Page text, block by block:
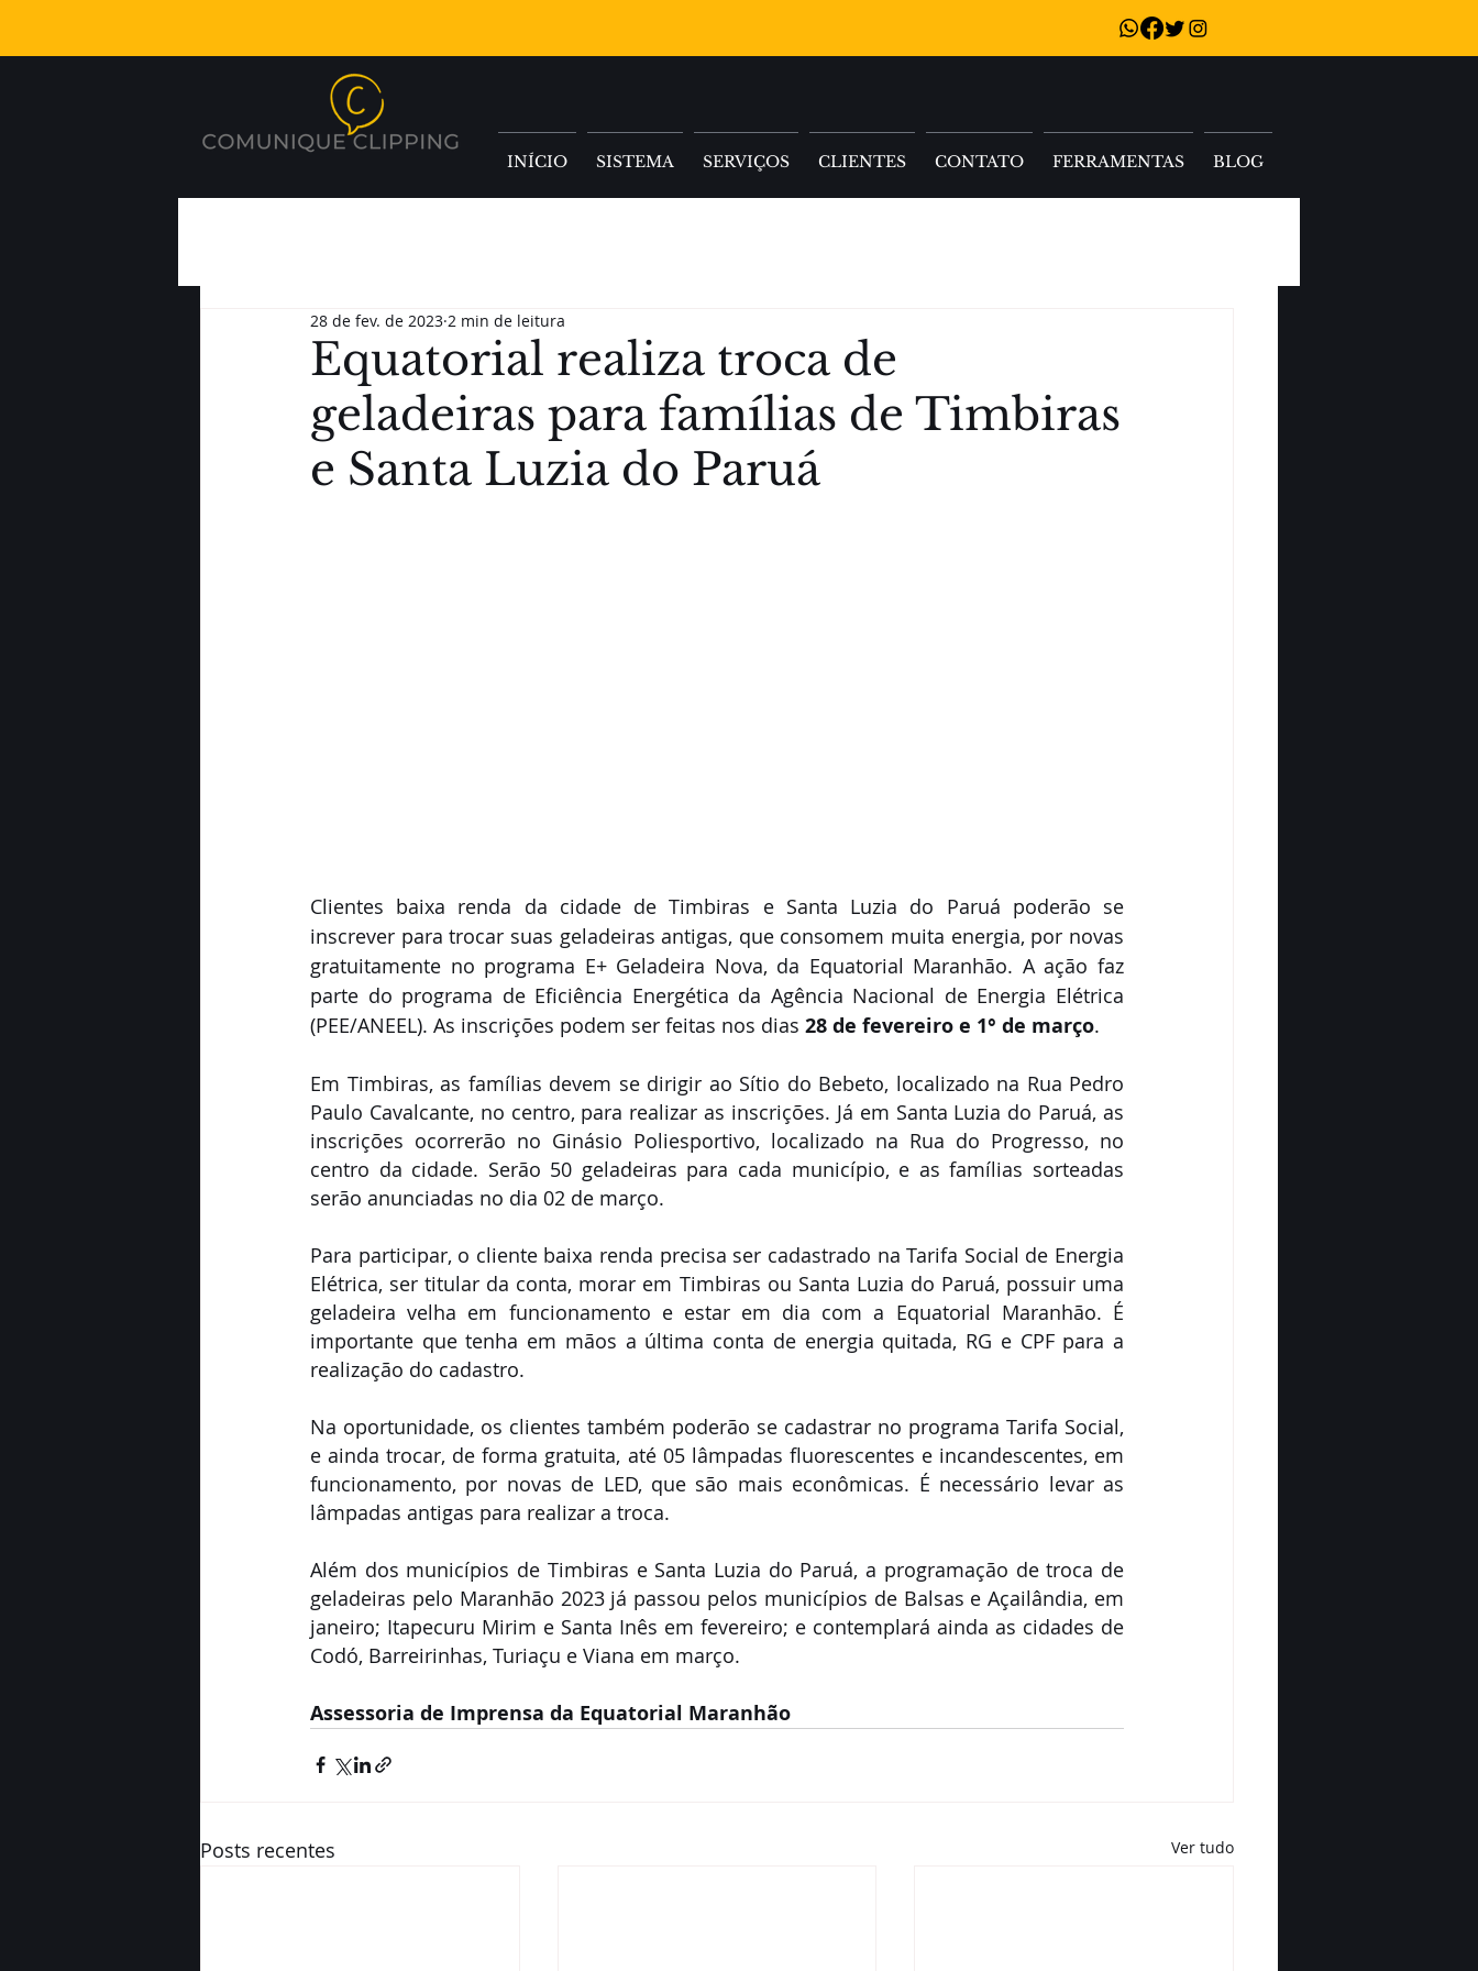
INÍCIO SISTEMA SERVIÇOS CLIENTES CONTATO FERRAMENTAS BLOG
Equatorial realiza troca de
geladeiras para famílias de Timbiras
e Santa Luzia do Paruá
28 de fev. de 2023 2 min de leitura
Clientes baixa renda da cidade de Timbiras e Santa Luzia do Paruá poderão se
inscrever para trocar suas geladeiras antigas, que consomem muita energia, por novas
gratuitamente no programa E+ Geladeira Nova, da Equatorial Maranhão. A ação faz
parte do programa de Eficiência Energética da Agência Nacional de Energia Elétrica
(PEE/ANEEL). As inscrições podem ser feitas nos dias 28 de fevereiro e 1° de março.
Em Timbiras, as famílias devem se dirigir ao Sítio do Bebeto, localizado na Rua Pedro
Paulo Cavalcante, no centro, para realizar as inscrições. Já em Santa Luzia do Paruá, as
inscrições ocorrerão no Ginásio Poliesportivo, localizado na Rua do Progresso, no
centro da cidade. Serão 50 geladeiras para cada município, e as famílias sorteadas
serão anunciadas no dia 02 de março.
Para participar, o cliente baixa renda precisa ser cadastrado na Tarifa Social de Energia
Elétrica, ser titular da conta, morar em Timbiras ou Santa Luzia do Paruá, possuir uma
geladeira velha em funcionamento e estar em dia com a Equatorial Maranhão. É
importante que tenha em mãos a última conta de energia quitada, RG e CPF para a
realização do cadastro.
Na oportunidade, os clientes também poderão se cadastrar no programa Tarifa Social,
e ainda trocar, de forma gratuita, até 05 lâmpadas fluorescentes e incandescentes, em
funcionamento, por novas de LED, que são mais econômicas. É necessário levar as
lâmpadas antigas para realizar a troca.
Além dos municípios de Timbiras e Santa Luzia do Paruá, a programação de troca de
geladeiras pelo Maranhão 2023 já passou pelos municípios de Balsas e Açailândia, em
janeiro; Itapecuru Mirim e Santa Inês em fevereiro; e contemplará ainda as cidades de
Codó, Barreirinhas, Turiaçu e Viana em março.
Assessoria de Imprensa da Equatorial Maranhão
Posts recentes Ver tudo